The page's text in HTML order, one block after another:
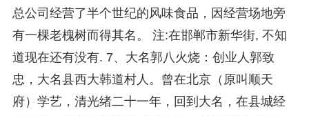
总公司经营了半个世纪的风味食品，因经营场地旁
有一棵老槐树而得其名。 注:在邯郸市新华街, 不知
道现在还有没有. 7、大名郭八火烧：创业人郭致
忠，大名县西大韩道村人。曾在北京（原叫顺天
府）学艺，清光绪二十一年，回到大名，在县城经